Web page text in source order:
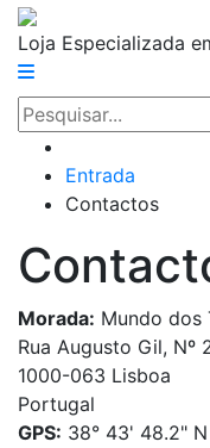
Loja Especializada
Entrada
Contactos
Morada: Mundo dos
Rua Augusto Gil, Nº
1000-063 Lisboa
Portugal
GPS: 38° 43' 48.2"